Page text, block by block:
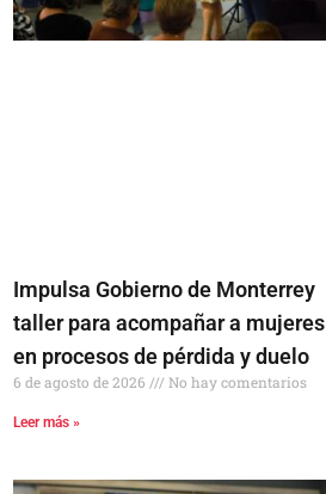
Impulsa Gobierno de Monterrey
taller para acompañar a mujeres
en procesos de pérdida y duelo
6 de agosto de 2026 No hay comentarios
Leer más »